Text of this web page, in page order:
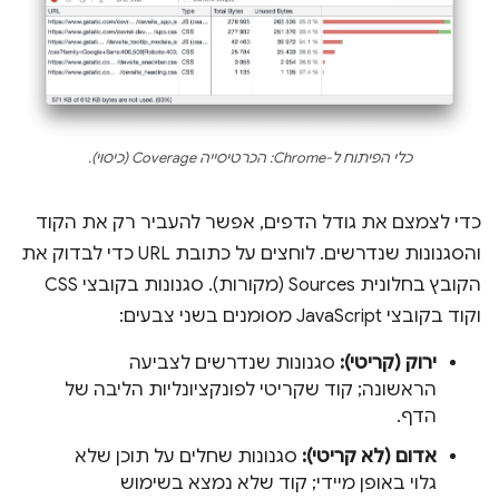
כלי הפיתוח ל-Chrome: הכרטיסייה Coverage (כיסוי).
כדי לצמצם את גודל הדפים, אפשר להעביר רק את הקוד
והסגנונות שנדרשים. לוחצים על כתובת URL כדי לבדוק את
הקובץ בחלונית Sources (מקורות). סגנונות בקובצי CSS
וקוד בקובצי JavaScript מסומנים בשני צבעים:
ירוק (קריטי): סגנונות שנדרשים לצביעה
הראשונה; קוד שקריטי לפונקציונליות הליבה של
הדף.
אדום (לא קריטי): סגנונות שחלים על תוכן שלא
גלוי באופן מיידי; קוד שלא נמצא בשימוש